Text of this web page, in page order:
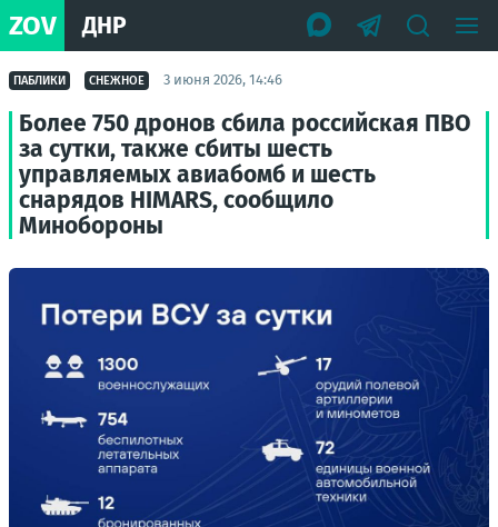
ZOV ДНР
ПАБЛИКИ СНЕЖНОЕ 3 июня 2026, 14:46
Более 750 дронов сбила российская ПВО
за сутки, также сбиты шесть
управляемых авиабомб и шесть
снарядов HIMARS, сообщило
Минобороны